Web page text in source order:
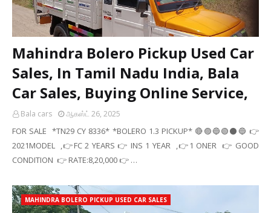
Mahindra Bolero Pickup Used Car
Sales, In Tamil Nadu India, Bala
Car Sales, Buying Online Service,
Bala cars ஆகஸ்ட் 26, 2025
FOR SALE *TN29 CY 8336* *BOLERO 1.3 PICKUP* 🔴🟣🔵🟢⚫🔵 👉
2021MODEL ,👉FC 2 YEARS 👉 INS 1 YEAR ,👉1 ONER 👉 GOOD
CONDITION 👉 RATE:8,20,000 👉 …
MAHINDRA BOLERO PICKUP USED CAR SALES